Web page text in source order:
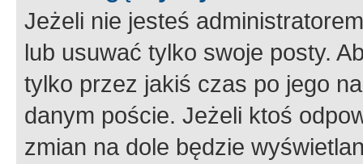
Jeżeli nie jesteś
lub usuwać tylko swoje posty.
tylko przez jakiś czas po jego
danym poście. Jeżeli ktoś
zmian na dole będzie